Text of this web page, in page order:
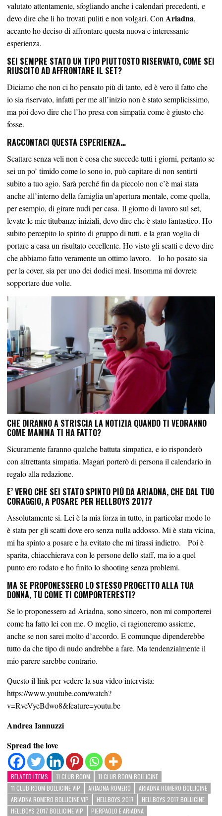
valutato attentamente, sfogliando anche i calendari precedenti, e
devo dire che li ho trovati puliti e non volgari. Con Ariadna,
accanto ho deciso di affrontare questa nuova e interessante
esperienza.
SEI SEMPRE STATO UN TIPO PIUTTOSTO RISERVATO, COME SEI
RIUSCITO AD AFFRONTARE IL SET?
Diciamo che non ci ho pensato più di tanto, ed è vero il fatto che
io sia riservato, infatti per me all’inizio non è stato semplicissimo,
ma poi devo dire che l’ho presa con simpatia come è giusto che
fosse.
RACCONTACI QUESTA ESPERIENZA…
Scattare senza veli non è cosa che succede tutti i giorni, pertanto se
sei un po’ timido come lo sono io, può capitare di non sentirti
subito a tuo agio. Sarà perché fin da piccolo non c’è mai stata
anche all’interno della famiglia un’apertura mentale, come quella,
per esempio, di girare nudi per casa. Il giorno di lavoro sul set,
levate le mie titubanze iniziali, devo dire che è stato fantastico. Ho
subito percepito lo spirito di gruppo di tutti, e la gran voglia di
portare a casa un risultato eccellente. Ho visto gli scatti e devo dire
che abbiamo fatto veramente un ottimo lavoro. Io ho posato sia
per la cover, sia per uno dei dodici mesi. Insomma mi dovrete
sopportare due volte.
CHE DIRANNO A STRISCIA LA NOTIZIA QUANDO TI VEDRANNO
COME MAMMA TI HA FATTO?
Sicuramente faranno qualche battuta simpatica, e io risponderò
con altrettanta simpatia. Magari porterò di persona il calendario in
regalo alla redazione.
E’ VERO CHE SEI STATO SPINTO PIÙ DA ARIADNA, CHE DAL TUO
CORAGGIO, A POSARE PER HELLBOYS 2017?
Assolutamente si. Lei è la mia forza in tutto, in particolar modo lo
è stata per gli scatti dove ero senza nulla addosso. Mi è stata vicina,
mi ha spinto a posare e ha evitato che mi tirassi indietro. Poi è
sparita, chiacchierava con le persone dello staff, ma io a quel
punto ero rodato e ho finito lo shooting senza problemi.
MA SE PROPONESSERO LO STESSO PROGETTO ALLA TUA
DONNA, TU COME TI COMPORTERESTI?
Se lo proponessero ad Ariadna, sono sincero, non mi comporterei
come ha fatto lei con me. O meglio, ci ragioneremo assieme,
anche se non sarei molto d’accordo. E comunque dipenderebbe
tutto da che tipo di nudo andrebbe a fare. Ma tendenzialmente il
mio parere sarebbe contrario.
Questo il link per vedere la sua video intervista:
https://www.youtube.com/watch?
v=RveVyeBdwo8&feature=youtu.be
Andrea Iannuzzi
Spread the love
RELATED ITEMS 11 CLUB ROOM
11 CLUB ROOM BOLLICINE
11 CLUB ROOM BOLLICINE VIP
ARIADNA ROMERO
ARIADNA ROMERO BOLLICINE
ARIADNA ROMERO BOLLICINE VIP
HELLBOYS 2017
HELLBOYS 2017 BOLLICINE
HELLBOYS 2017 BOLLICINE VIP
PIERPAOLO E ARIADNA